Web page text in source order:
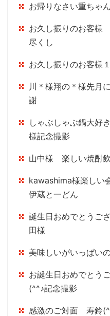
お帰りなさい重ちゃ
お久し振りのお客
尽くし
お久し振りのお客様
川＊様翔の＊様先月
謝
しゃぶしゃぶ鍋大好
様記念撮影
山中様 楽しい焼酎飲
kawashima様楽し
伊蔵と一どん
誕生日おめでとうご
田様
美味しいがいっぱい
お誕生日おめでとう
(^^♪記念撮影
感激のご対面 寿